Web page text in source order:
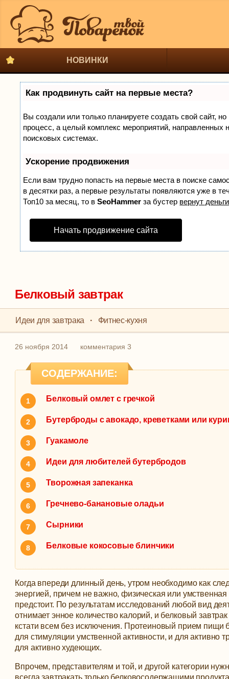
НОВИНКИ
Как продвинуть сайт на первые места?
Вы создали или только планируете создать свой сайт,
процесс, а целый комплекс мероприятий, направленных
поисковых системах.
Ускорение продвижения
Если вам трудно попасть на первые места в поиске
в десятки раз, а первые результаты появляются уже в
Топ10 за месяц, то вSeoHammer за бустер вернут
Начать продвижение сайта
Белковый завтрак
Идеи для завтрака · Фитнес-кухня
26 ноября 2014 комментария 3
СОДЕРЖАНИЕ:
Белковый омлет с гречкой
Бутерброды с авокадо, креветками или
Гуакамоле
Идеи для любителей бутербродов
Творожная запеканка
Гречнево-банановые оладьи
Сырники
Белковые кокосовые блинчики
Когда впереди длинный день, утром необходимо как
энергией, причем не важно, физическая или
предстоит. По результатам исследований любой вид
отнимает энное количество калорий, и белковый
кстати всем без исключения. Протеиновый прием пищи
для стимуляции умственной активности, и для активно
для активно худеющих.
Впрочем, представителям и той, и другой категории
всегда завтракать только белковосодержащими